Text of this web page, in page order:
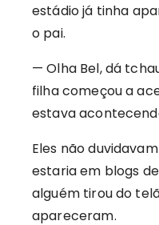
estádio já tinha
o pai.
— Olha Bel, dá
filha começou a
estava
Eles não
estaria em blogs
alguém tirou do
apareceram.